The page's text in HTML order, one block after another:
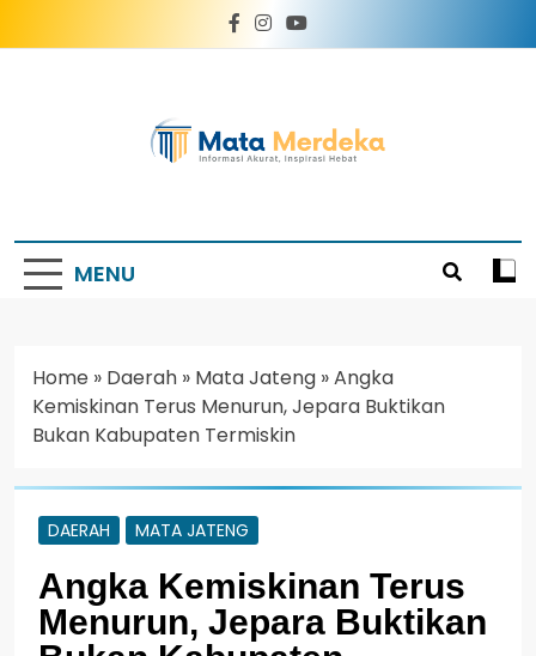
MENU
Home » Daerah » Mata Jateng »Angka
Kemiskinan Terus Menurun, Jepara Buktikan
Bukan Kabupaten Termiskin
DAERAH MATA JATENG
Angka Kemiskinan Terus
Menurun, Jepara Buktikan